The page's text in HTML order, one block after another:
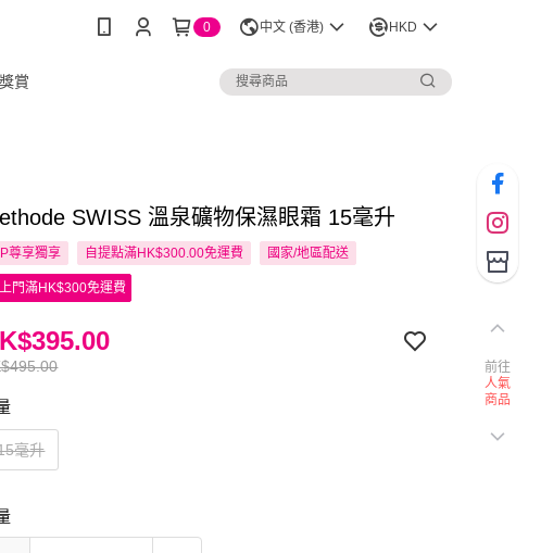
0 中文 (香港) HKD
賞
SWISS 溫泉礦物保濕眼霜 15毫升
尊享獨享 自提點滿HK$300.00免運費 國家/地區配送
門滿HK$300免運費
毫升
前往
人氣
商品